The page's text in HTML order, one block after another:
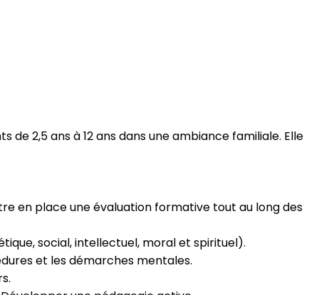
2,5 ans à 12 ans dans une ambiance familiale. Elle
en place une évaluation formative tout au long des
social, intellectuel, moral et spirituel).
et les démarches mentales.